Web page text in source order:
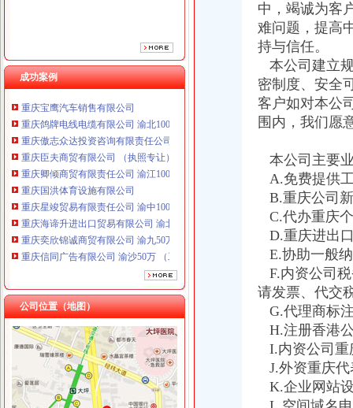
成功案例
重庆奕欣锦诚商贸有限公司 渝九50万 （工商注册）
重庆信同广告有限公司 渝沙50万 （工商注册）
重庆三虹房地产营销策划有限公司
重庆鸽牌电线电缆有限公司 渝北10010万 (进出口权)
重庆傲志众达投资咨询有限责任公司 渝九1000万 （增资）
重庆臣夫商贸有限公司 （执照专让）
重庆卿倾商贸有限责任公司 渝江100万 （工商注册）
重庆国洪体育设施有限公司
重庆星竣贸易有限责任公司 渝中100万 （进出口权）
重庆海谛升进出口贸易有限公司 渝北100万 （进出口权）
重庆奕欣锦诚商贸有限公司 渝九50万 （工商注册）
重庆信同广告有限公司 渝沙50万 （工商注册）
重庆三虹房地产营销策划有限公司
公司位置（地图）
一般纳税人查询
咨询一般纳税人问题-青青岛社区
公司注册咨询-申请一般纳税人咨询等-产品网
中，竭诚为客
难问题，提高
持与信任。
本公司建立
密制度、安全
客户如对本公
围内，我们愿
本公司主要
A.免费提供
B.重庆公司
C.代办重庆
D.重庆进出
E.协助一般
F.内资公司
请发票、代交
G.代理商标
H.注册香港
I.内资公司重
J.外资重庆代
K.企业网站